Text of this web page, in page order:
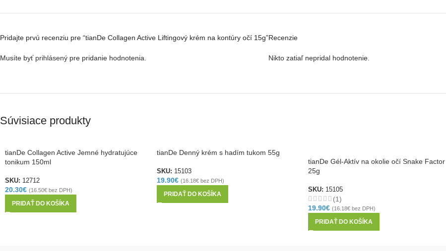
Recenzie
Nikto zatiaľ nepridal hodnotenie.
Pridajte prvú recenziu pre “tianDe Collagen Active Liftingový krém na kontúry očí 15g”
Musíte byť prihlásený pre pridanie hodnotenia.
Súvisiace produkty
tianDe Collagen Active Jemné hydratujúce
tonikum 150ml
SKU: 12712
20.30€ (16.50€ bez DPH)
PRIDAŤ DO KOŠÍKA
tianDe Denný krém s hadím tukom 55g
SKU: 15103
19.90€ (16.18€bez DPH)
PRIDAŤ DO KOŠÍKA
tianDe Gél-Aktív na okolie očí Snake Factor
25g
SKU: 15105
(1)
19.90€ (16.18€ bez DPH)
PRIDAŤ DO KOŠÍKA